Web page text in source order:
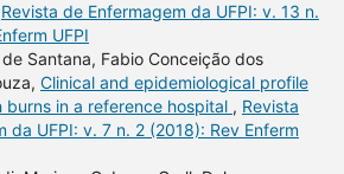
Revista de Enfermagem da UFPI: v. 13 n.
UFPI
Santana, Fabio Conceição dos
Clinical and epidemiological profile
burns in a reference hospital , Revista
da UFPI: v. 7 n. 2 (2018): Rev Enferm